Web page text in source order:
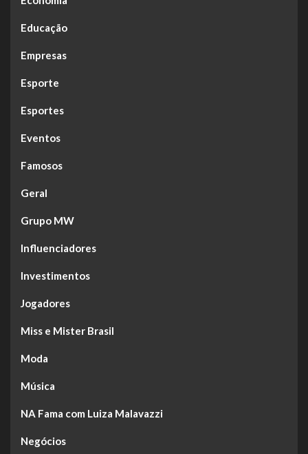
Educação
Empresas
Esporte
Esportes
Eventos
Famosos
Geral
Grupo MW
Influenciadores
Investimentos
Jogadores
Miss e Mister Brasil
Moda
Música
NA Fama com Luiza Malavazzi
Negócios